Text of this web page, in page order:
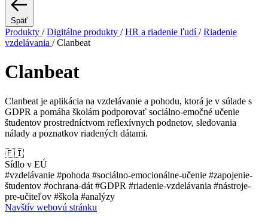
Späť
Produkty / Digitálne produkty / HR a riadenie ľudí/ Riadenie
vzdelávania / Clanbeat
Clanbeat
Clanbeat je aplikácia na vzdelávanie a pohodu, ktorá je v súlade s
GDPR a pomáha školám podporovať sociálno-emočné učenie
študentov prostredníctvom reflexívnych podnetov, sledovania
nálady a poznatkov riadených dátami.
🇫🇮
Sídlo v EÚ
#vzdelávanie #pohoda #sociálno-emocionálne-učenie #zapojenie-
študentov #ochrana-dát #GDPR #riadenie-vzdelávania #nástroje-
pre-učiteľov #škola #analýzy
Navštív webovú stránku